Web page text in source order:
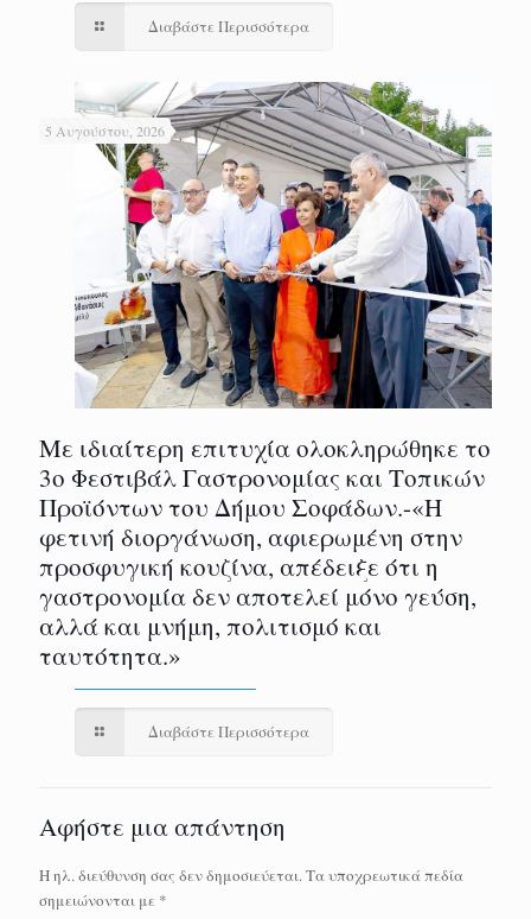
Διαβάστε Περισσότερα
5 Αυγούστου, 2026
Με ιδιαίτερη επιτυχία ολοκληρώθηκε το
3ο Φεστιβάλ Γαστρονομίας και Τοπικών
Προϊόντων του Δήμου Σοφάδων.-«Η
φετινή διοργάνωση, αφιερωμένη στην
προσφυγική κουζίνα, απέδειξε ότι η
γαστρονομία δεν αποτελεί μόνο γεύση,
αλλά και μνήμη, πολιτισμό και
ταυτότητα.»
Διαβάστε Περισσότερα
Αφήστε μια απάντηση
Η ηλ. διεύθυνση σας δεν δημοσιεύεται.Τα υποχρεωτικά πεδία
σημειώνονται με *